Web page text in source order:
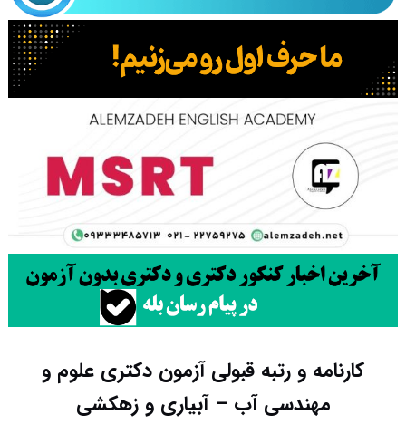
کارنامه و رتبه قبولی آزمون دکتری ﻋﻠﻮم و
ﻣﻬﻨﺪسی آب – آبیاری و زهکشی